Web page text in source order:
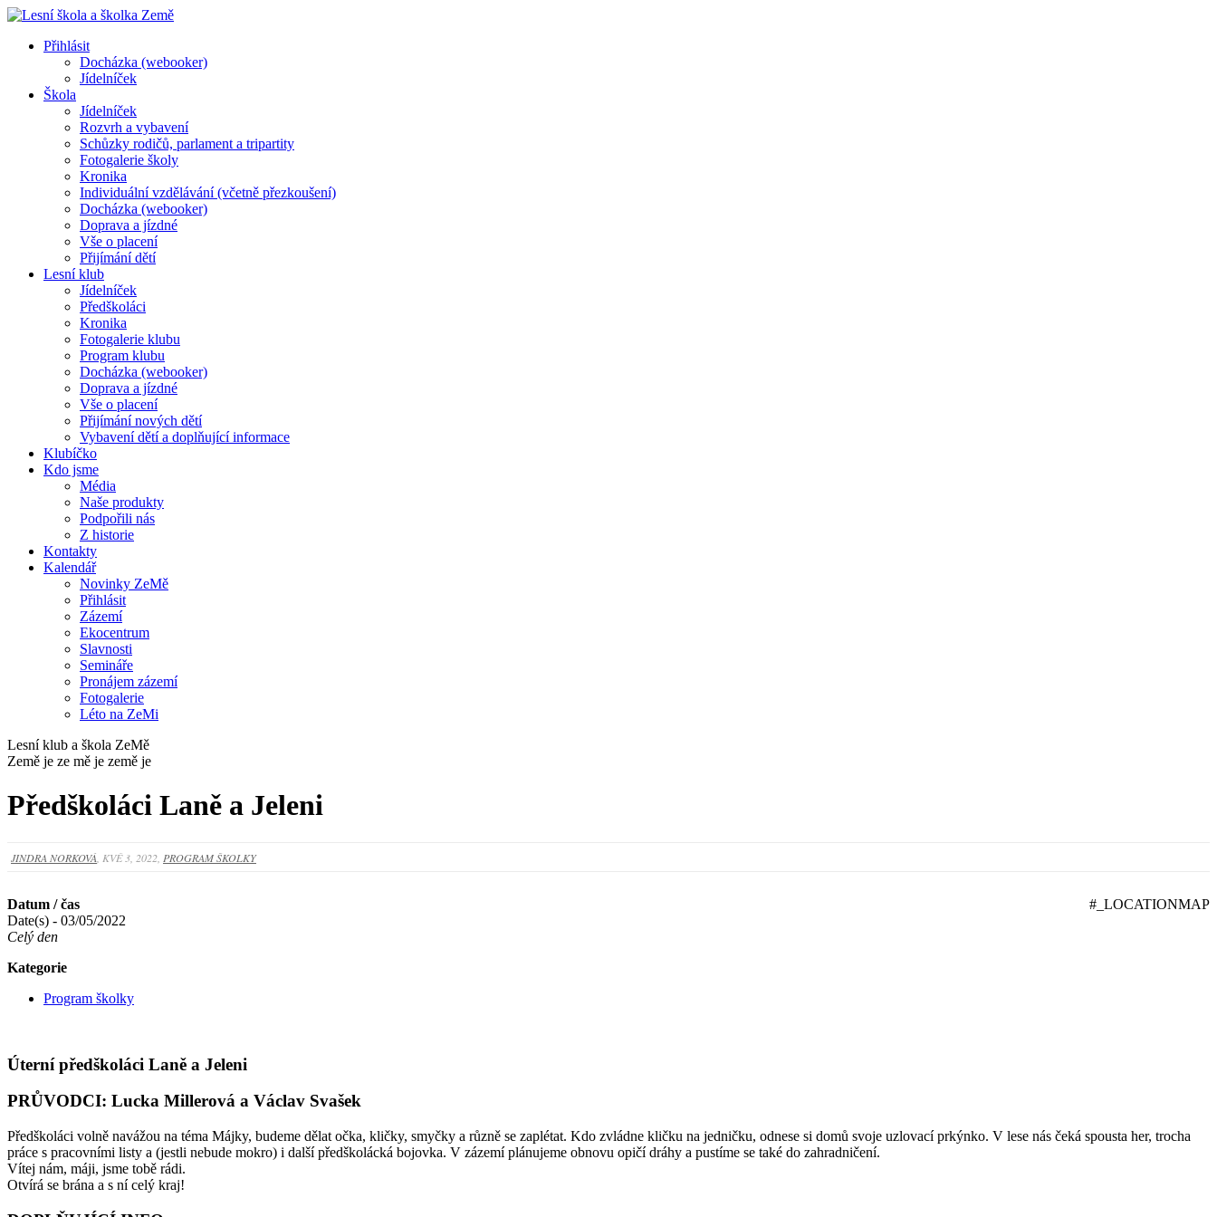
Přihlásit
Docházka (webooker)
Jídelníček
Škola
Jídelníček
Rozvrh a vybavení
Schůzky rodičů, parlament a tripartity
Fotogalerie školy
Kronika
Individuální vzdělávání (včetně přezkoušení)
Docházka (webooker)
Doprava a jízdné
Vše o placení
Přijímání dětí
Lesní klub
Jídelníček
Předškoláci
Kronika
Fotogalerie klubu
Program klubu
Docházka (webooker)
Doprava a jízdné
Vše o placení
Přijímání nových dětí
Vybavení dětí a doplňující informace
Klubíčko
Kdo jsme
Média
Naše produkty
Podpořili nás
Z historie
Kontakty
Kalendář
Novinky ZeMě
Přihlásit
Zázemí
Ekocentrum
Slavnosti
Semináře
Pronájem zázemí
Fotogalerie
Léto na ZeMi
Lesní klub a škola ZeMě
Země je ze mě je země je
Předškoláci Laně a Jeleni
JINDRA NORKOVÁ , KVĚ 3, 2022, PROGRAM ŠKOLKY
#_LOCATIONMAP
Datum / čas
Date(s) - 03/05/2022
Celý den
Kategorie
Program školky
Úterní předškoláci Laně a Jeleni
PRŮVODCI: Lucka Millerová a Václav Svašek
Předškoláci volně navážou na téma Májky, budeme dělat očka, kličky, smyčky a různě se zaplétat. Kdo zvládne kličku na jedničku, odnese si domů svoje uzlovací prkýnko. V lese nás čeká spousta her, trocha
práce s pracovními listy a (jestli nebude mokro) i další předškolácká bojovka. V zázemí plánujeme obnovu opičí dráhy a pustíme se také do zahradničení.
Vítej nám, máji, jsme tobě rádi.
Otvírá se brána a s ní celý kraj!